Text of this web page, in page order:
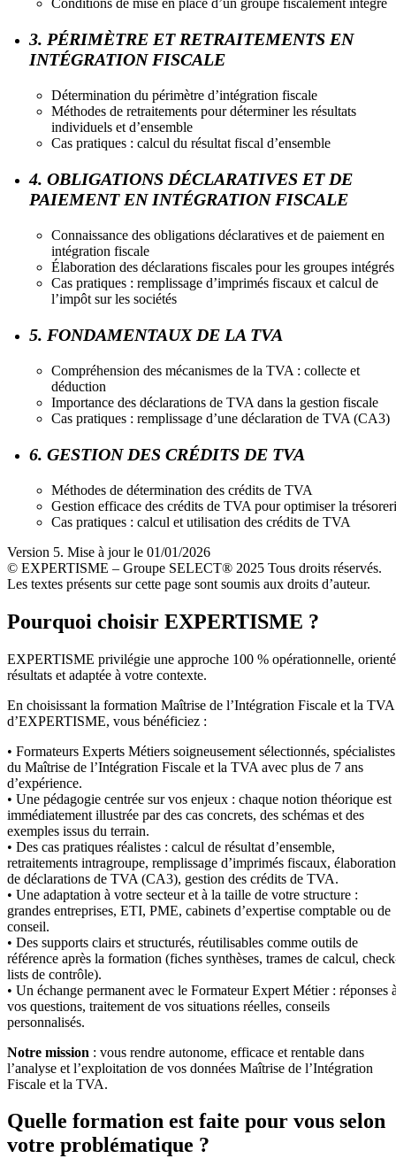
3. PÉRIMÈTRE ET RETRAITEMENTS EN
INTÉGRATION FISCALE
Détermination du périmètre d’intégration fiscale
Méthodes de retraitements pour déterminer les résultats
individuels et d’ensemble
Cas pratiques : calcul du résultat fiscal d’ensemble
4. OBLIGATIONS DÉCLARATIVES ET DE
PAIEMENT EN INTÉGRATION FISCALE
Connaissance des obligations déclaratives et de paiement en
intégration fiscale
Élaboration des déclarations fiscales pour les groupes intégrés
Cas pratiques : remplissage d’imprimés fiscaux et calcul de
l’impôt sur les sociétés
5. FONDAMENTAUX DE LA TVA
Compréhension des mécanismes de la TVA : collecte et
déduction
Importance des déclarations de TVA dans la gestion fiscale
Cas pratiques : remplissage d’une déclaration de TVA (CA3)
6. GESTION DES CRÉDITS DE TVA
Méthodes de détermination des crédits de TVA
Gestion efficace des crédits de TVA pour optimiser la
Cas pratiques : calcul et utilisation des crédits de TVA
Version 5. Mise à jour le 01/01/2026
© EXPERTISME – Groupe SELECT® 2025 Tous droits réservés.
Les textes présents sur cette page sont soumis aux droits d’auteur.
Pourquoi choisir EXPERTISME ?
EXPERTISME privilégie une approche 100 % opérationnelle,
résultats et adaptée à votre contexte.
En choisissant la formation Maîtrise de l’Intégration Fiscale et la TVA
d’EXPERTISME, vous bénéficiez :
• Formateurs Experts Métiers soigneusement sélectionnés, spécialistes
du Maîtrise de l’Intégration Fiscale et la TVA avec plus de 7 ans
d’expérience.
• Une pédagogie centrée sur vos enjeux : chaque notion théorique est
immédiatement illustrée par des cas concrets, des schémas et des
exemples issus du terrain.
• Des cas pratiques réalistes : calcul de résultat d’ensemble,
retraitements intragroupe, remplissage d’imprimés fiscaux, élaboration
de déclarations de TVA (CA3), gestion des crédits de TVA.
• Une adaptation à votre secteur et à la taille de votre structure :
grandes entreprises, ETI, PME, cabinets d’expertise comptable ou de
conseil.
• Des supports clairs et structurés, réutilisables comme outils de
référence après la formation (fiches synthèses, trames de calcul,
lists de contrôle).
• Un échange permanent avec le Formateur Expert Métier : réponses
vos questions, traitement de vos situations réelles, conseils
personnalisés.
Notre mission : vous rendre autonome, efficace et rentable dans
l’analyse et l’exploitation de vos données Maîtrise de l’Intégration
Fiscale et la TVA.
Quelle formation est faite pour vous selon
votre problématique ?